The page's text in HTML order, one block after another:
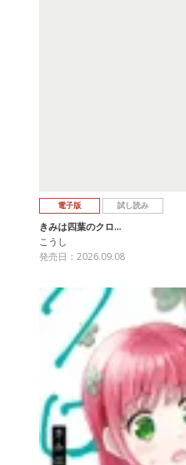
電子版 試し読み
きみは四葉のクロ…
こうし
発売日：2026.09.08